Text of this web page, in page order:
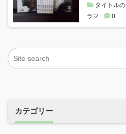
タイトル
ラマ
0
カテゴリー